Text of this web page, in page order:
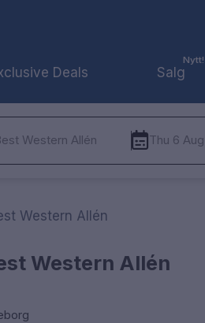
Deals
Nytt!
Salg
Western Allén Thu 6
Western Allén
Western Allén